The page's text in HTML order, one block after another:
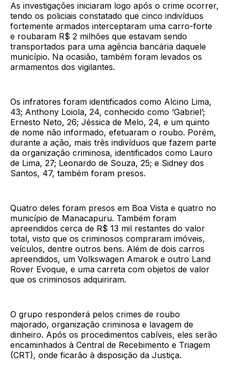
As investigações iniciaram logo após o crime ocorrer,
tendo os policiais constatado que cinco indivíduos
fortemente armados interceptaram uma carro-forte
e roubaram R$ 2 milhões que estavam sendo
transportados para uma agência bancária daquele
município. Na ocasião, também foram levados os
armamentos dos vigilantes.
Os infratores foram identificados como Alcino Lima,
43; Anthony Loiola, 24, conhecido como ‘Gabriel’;
Ernesto Neto, 26; Jéssica de Melo, 24, e um quinto
de nome não informado, efetuaram o roubo. Porém,
durante a ação, mais três indivíduos que fazem parte
da organização criminosa, identificados como Lauro
de Lima, 27; Leonardo de Souza, 25; e Sidney dos
Santos, 47, também foram presos.
Quatro deles foram presos em Boa Vista e quatro no
município de Manacapuru. Também foram
apreendidos cerca de R$ 13 mil restantes do valor
total, visto que os criminosos compraram imóveis,
veículos, dentre outros bens. Além de dois carros
apreendidos, um Volkswagen Amarok e outro Land
Rover Evoque, e uma carreta com objetos de valor
que os criminosos adquiriram.
O grupo responderá pelos crimes de roubo
majorado, organização criminosa e lavagem de
dinheiro. Após os procedimentos cabíveis, eles serão
encaminhados à Central de Recebimento e Triagem
(CRT), onde ficarão à disposição da Justiça.